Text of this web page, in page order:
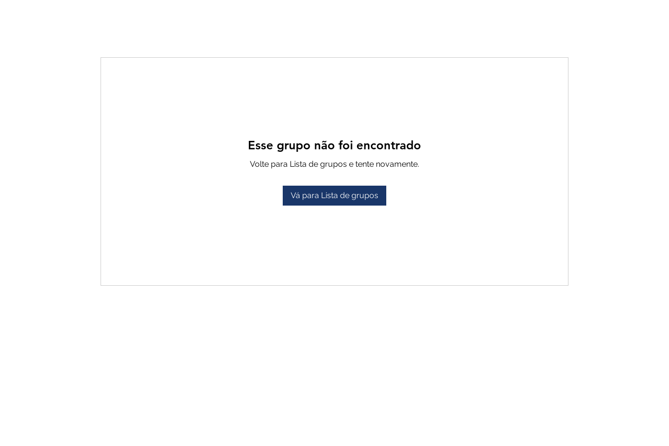
Esse grupo não foi encontrado
Volte para Lista de grupos e tente novamente.
Vá para Lista de grupos